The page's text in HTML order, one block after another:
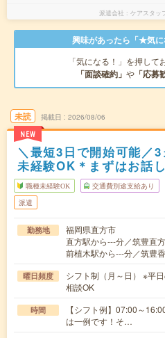
派遣会社 ケアスタッ
興味があったら「★気に
「気になる！」を押して
「面談確約」 や 「応募
未読
NEW
掲載日 2026/08/06
＼最短3日で開始可能／3
未経験OK＊まずはお話
職種未経験OK 交通費別途支給あり
派遣
勤務地
福岡県直方市
直方駅から---分／筑豊直
前植木駅から---分／筑豊
曜日頻度
シフト制（月～日） ※平
相談OK
時間
【シフト例】07:00～
は一例です！そ…